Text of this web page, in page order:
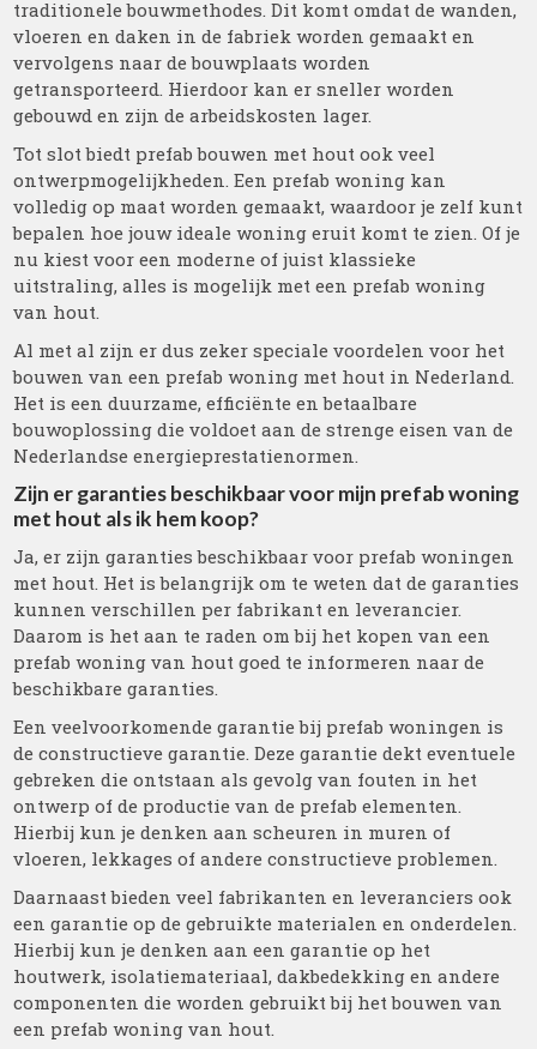
traditionele bouwmethodes. Dit komt omdat de wanden,
vloeren en daken in de fabriek worden gemaakt en
vervolgens naar de bouwplaats worden
getransporteerd. Hierdoor kan er sneller worden
gebouwd en zijn de arbeidskosten lager.
Tot slot biedt prefab bouwen met hout ook veel
ontwerpmogelijkheden. Een prefab woning kan
volledig op maat worden gemaakt, waardoor je zelf kunt
bepalen hoe jouw ideale woning eruit komt te zien. Of je
nu kiest voor een moderne of juist klassieke
uitstraling, alles is mogelijk met een prefab woning
van hout.
Al met al zijn er dus zeker speciale voordelen voor het
bouwen van een prefab woning met hout in Nederland.
Het is een duurzame, efficiënte en betaalbare
bouwoplossing die voldoet aan de strenge eisen van de
Nederlandse energieprestatienormen.
Zijn er garanties beschikbaar voor mijn prefab woning
met hout als ik hem koop?
Ja, er zijn garanties beschikbaar voor prefab woningen
met hout. Het is belangrijk om te weten dat de garanties
kunnen verschillen per fabrikant en leverancier.
Daarom is het aan te raden om bij het kopen van een
prefab woning van hout goed te informeren naar de
beschikbare garanties.
Een veelvoorkomende garantie bij prefab woningen is
de constructieve garantie. Deze garantie dekt eventuele
gebreken die ontstaan als gevolg van fouten in het
ontwerp of de productie van de prefab elementen.
Hierbij kun je denken aan scheuren in muren of
vloeren, lekkages of andere constructieve problemen.
Daarnaast bieden veel fabrikanten en leveranciers ook
een garantie op de gebruikte materialen en onderdelen.
Hierbij kun je denken aan een garantie op het
houtwerk, isolatiemateriaal, dakbedekking en andere
componenten die worden gebruikt bij het bouwen van
een prefab woning van hout.